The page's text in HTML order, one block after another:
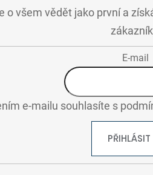
o všem vědět jako první a
E-mail
e-mailu souhlasíte s
PŘIHLÁSIT